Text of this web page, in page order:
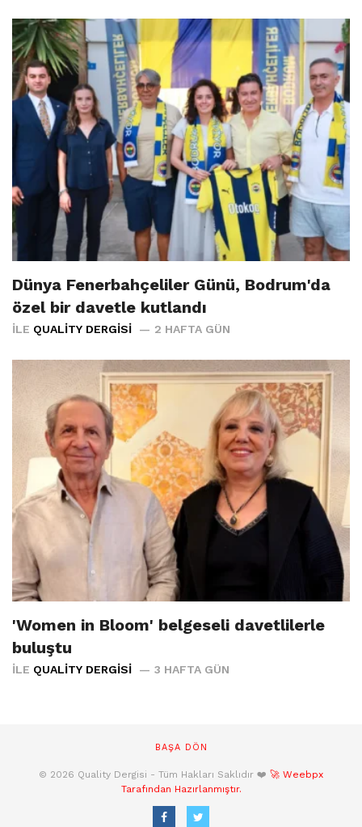
Dünya Fenerbahçeliler Günü, Bodrum'da
özel bir davetle kutlandı
İLE QUALITY DERGISI 2 HAFTA GÜN
'Women in Bloom' belgeseli davetlilerle
buluştu
İLE QUALITY DERGISI 3 HAFTA GÜN
BAŞA DÖN
© 2026 Quality Dergisi - Tüm Hakları Saklıdır ❤️ 🚀 Weebpx
Tarafından Hazırlanmıştır.